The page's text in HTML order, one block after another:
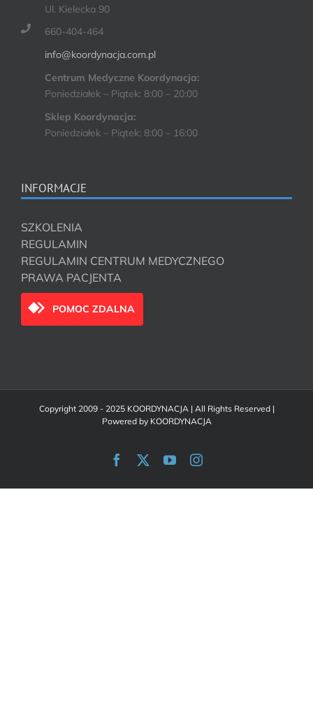
Ul. Kielecka 90
660-404-464
info@koordynacja.com.pl
Centrum Medyczne Koordynacja:
Poniedziałek – Piątek: 8:00 – 20:00
Sklep Koordynacja:
Poniedziałek – Piątek: 8:00 – 16:00
INFORMACJE
SZKOLENIA
REGULAMIN
REGULAMIN CENTRUM MEDYCZNEGO
PRAWA PACJENTA
POMOC ZDALNA
Copyright 2009 - 2025 KOORDYNACJA | All Rights Reserved |
Powered by KOORDYNACJA
Facebook YouTubeInstagram